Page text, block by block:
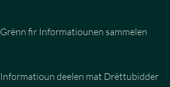
Grënn fir Informatiounen sammelen
Informatioun deelen mat Drëttubidder